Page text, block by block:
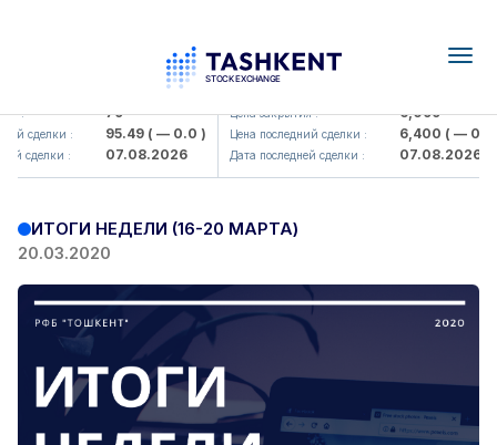
: 79
сделки : 95.49( — 0.0 )
сделки : 07.08.2026
UZMK (<O'zmetkombinat> AJ)
Цена закрытия : 6,099
Цена последний сделки : 6,400( — 0.0 )
Дата последней сделки : 07.08.2026
ИТОГИ НЕДЕЛИ (16-20 МАРТА)
20.03.2020